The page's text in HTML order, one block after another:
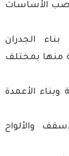
صب الأساسات
الجدران
منها بمختلف
الأعمدة
والألواح